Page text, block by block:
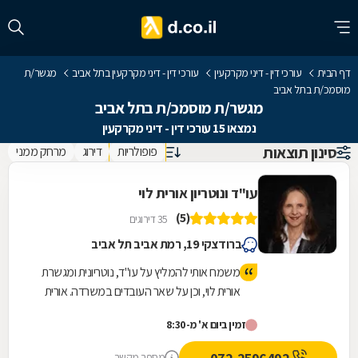
דף הבית עורכי דין - דיני מקרקעין עורכי דין - דיני מקרקעין בתל אביב
מגשר/ת
מוסמכ/ת בתל אביב
מגשר/ת מוסמכ/ת בתל אביב
נמצאו 15 עורכי דין - דיני מקרקעין
סינון תוצאות פופולריות דירוג מרחק ממני
עו"ד ונוטריון אורית לוי
(5) 35 דירוגים
ברודצקי 19, רמת אביב תל אביב
משמח אותי להמליץ על עו"ד, נוטריונית ומגשרת
אורית לוי, וכן על שאר העובדים במשרדה. אורית
לא רק במקצועיותה וביעילותה, אלא גם
באנושיותה. היא מבצעת מגוון פעולות, כולל
זמין ביום א' מ-8:30